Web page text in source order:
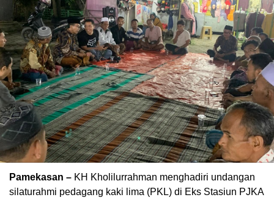
Pamekasan – KH Kholilurrahman menghadiri undangan
silaturahmi pedagang kaki lima (PKL) di Eks Stasiun PJKA